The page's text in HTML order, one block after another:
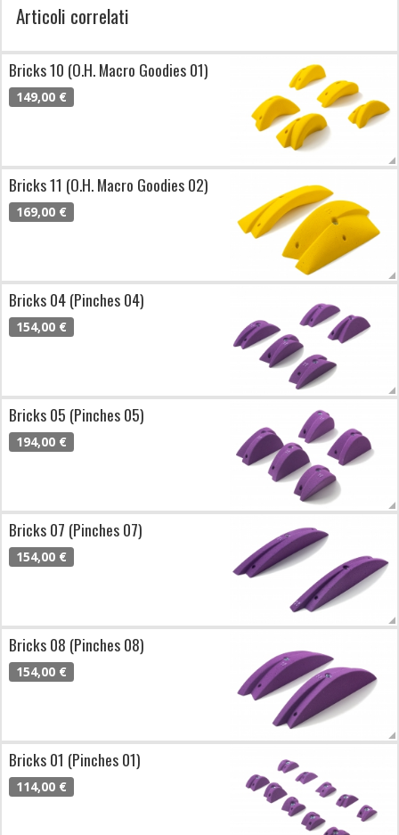
Articoli correlati
Bricks 10 (O.H. Macro Goodies 01)
149,00 €
Bricks 11 (O.H. Macro Goodies 02)
169,00 €
Bricks 04 (Pinches 04)
154,00 €
Bricks 05 (Pinches 05)
194,00 €
Bricks 07 (Pinches 07)
154,00 €
Bricks 08 (Pinches 08)
154,00 €
Bricks 01 (Pinches 01)
114,00 €